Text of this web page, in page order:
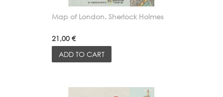
Map of London. Sherlock Holmes
21,00 €
ADD TO CART